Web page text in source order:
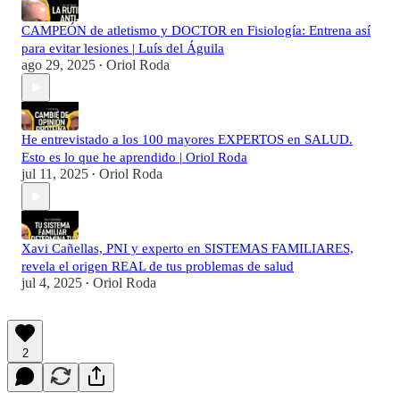
CAMPEÓN de atletismo y DOCTOR en Fisiología: Entrena así
para evitar lesiones | Luís del Águila
ago 29, 2025 • Oriol Roda
He entrevistado a los 100 mayores EXPERTOS en SALUD.
Esto es lo que he aprendido | Oriol Roda
jul 11, 2025 • Oriol Roda
Xavi Cañellas, PNI y experto en SISTEMAS FAMILIARES,
revela el origen REAL de tus problemas de salud
jul 4, 2025 • Oriol Roda
2